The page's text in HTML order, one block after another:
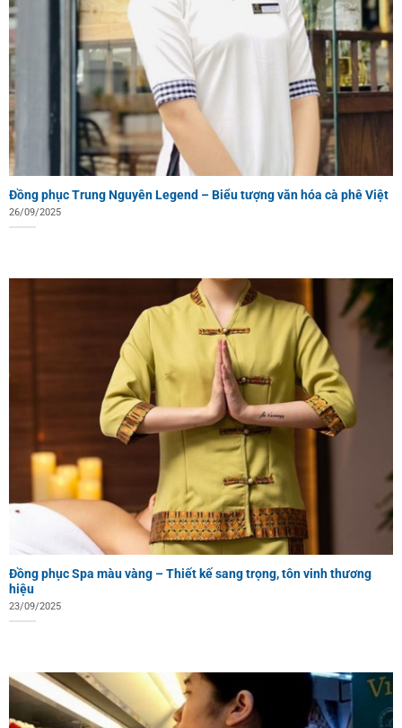
Đồng phục Trung Nguyên Legend – Biểu tượng văn hóa cà phê Việt
26/09/2025
Đồng phục Spa màu vàng – Thiết kế sang trọng, tôn vinh thương
hiệu
23/09/2025